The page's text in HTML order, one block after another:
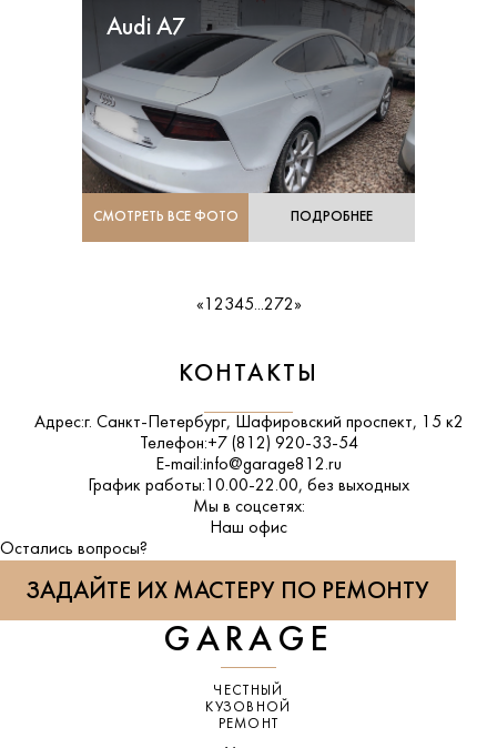
Audi A7
СМОТРЕТЬ ВСЕ ФОТО ПОДРОБНЕЕ
« 2345...272»
КОНТАКТЫ
Адрес:г. Санкт-Петербург, Шафировский проспект, 15 к2
Телефон:+7 (812) 920-33-54
E-mail:info@garage812.ru
График работы: 10.00-22.00, без выходных
Мы в соцсетях:
ВКонтакте
Наш офис
Остались вопросы?
ЗАДАЙТЕ ИХ МАСТЕРУ ПО РЕМОНТУ
GARAGE
ЧЕСТНЫЙ
КУЗОВНОЙ
РЕМОНТ